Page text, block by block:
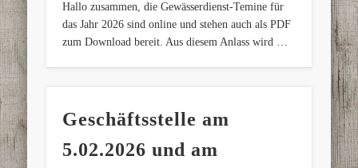
Hallo zusammen, die Gewässerdienst-Temine für
das Jahr 2026 sind online und stehen auch als PDF
zum Download bereit. Aus diesem Anlass wird …
Geschäftsstelle am
5.02.2026 und am